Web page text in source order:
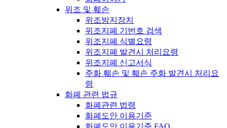
위조 및 훼손
위조방지장치
위조지폐 기번호 검색
위조지폐 식별요령
위조지폐 발견시 처리요령
위조지폐 신고서식
주화 훼손 및 훼손 주화 발견시 처리요
령
화폐 관련 법규
화폐관련 법령
화폐도안 이용기준